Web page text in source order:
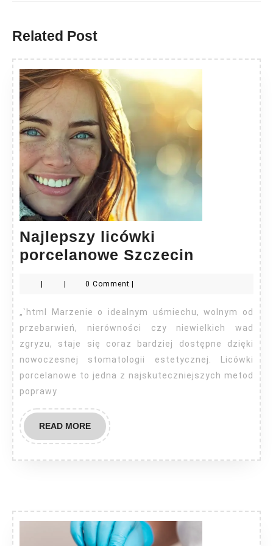
Related Post
Najlepszy licówki
porcelanowe Szczecin Najlepszy
Szczecin
0 Comment
„`html Marzenie o idealnym uśmiechu, wolnym od
przebarwień, nierówności czy niewielkich wad
zgryzu, staje się coraz bardziej dostępne dzięki
nowoczesnej stomatologii estetycznej. Licówki
porcelanowe to jedna z najskuteczniejszych metod
poprawy
READ MOREREAD
MORE